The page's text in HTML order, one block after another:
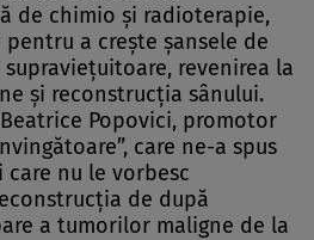
de chimio şi radioterapie,
a creşte şansele de
revenirea la
şi reconstrucţia sânului.
Popovici, promotor
care ne-a spus
nu le vorbesc
de după
a tumorilor maligne de la